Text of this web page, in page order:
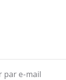
par e-mail